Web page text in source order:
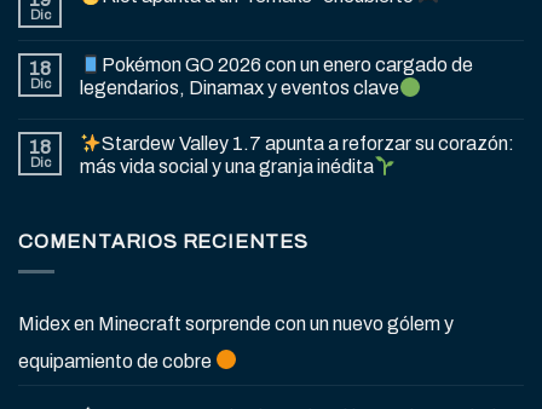
Dic
18
Dic
Pokémon GO 2026 con un enero cargado de
legendarios, Dinamax y eventos clave
18
Dic
Stardew Valley 1.7 apunta a reforzar su corazón:
más vida social y una granja inédita
COMENTARIOS RECIENTES
Midexen Minecraft sorprende con un nuevo gólem y
equipamiento de cobre